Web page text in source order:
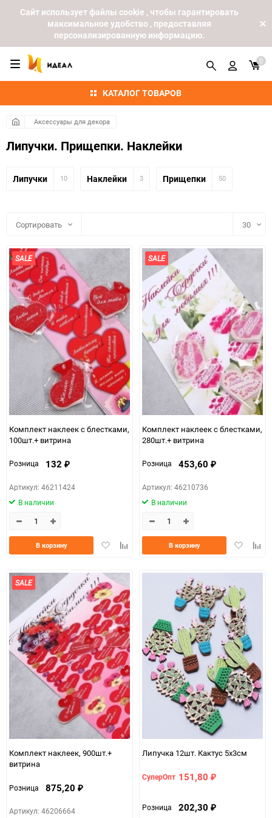
Cайт использует файлы cookie , чтобы гарантировать
максимальное удобство , предоставляя
персонализированную информацию.
КАТАЛОГ ТОВАРОВ
0
Аксессуары для декора
Липучки. Прищепки. Наклейки
Липучки 10 Наклейки 3 Прищепки 50
Сортировать 30
30
60
90
150
SALE
Комплект наклеек с блестками,
100шт.+ витрина
Розница 132 ₽
Артикул: 46211424
В наличии
ДобавитьДобавить
В корзину
SALE
Комплект наклеек с блестками,
280шт.+ витрина
Розница 453,60 ₽
Артикул: 46210736
В наличии
Добавить
В корзину
SALE
Комплект наклеек, 900шт.+
витрина
Розница 875,20 ₽
Артикул: 46206664
Липучка 12шт. Кактус 5х3см
СуперОпт 151,80 ₽
Розница 202,30 ₽